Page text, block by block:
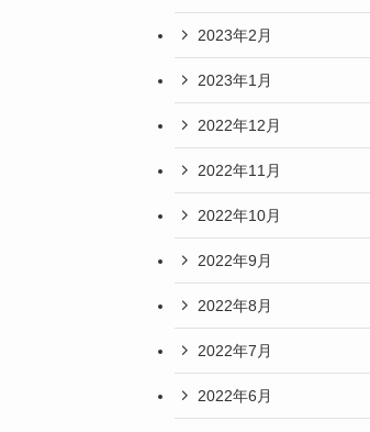
2023年2月
2023年1月
2022年12月
2022年11月
2022年10月
2022年9月
2022年8月
2022年7月
2022年6月